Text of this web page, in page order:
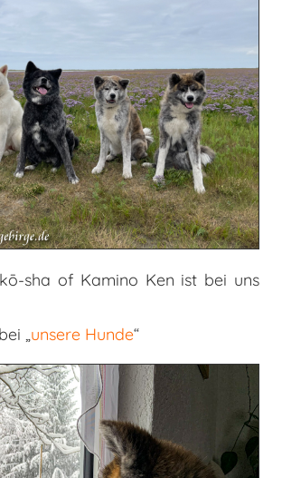
sha of Kamino Ken ist bei uns
„unsere Hunde“